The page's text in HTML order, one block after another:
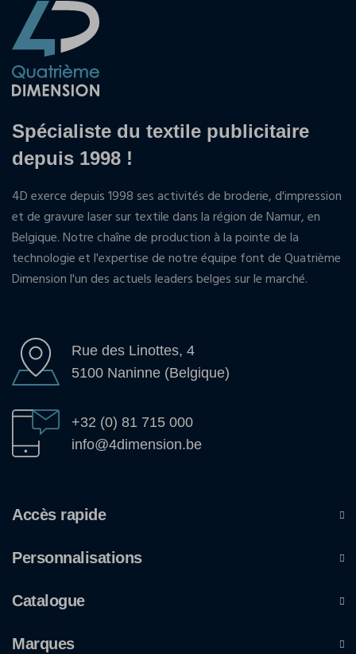
Spécialiste du textile publicitaire
depuis 1998 !
4D exerce depuis 1998 ses activités de broderie, d'impression
et de gravure laser sur textile dans la région de Namur, en
Belgique. Notre chaîne de production à la pointe de la
technologie et l'expertise de notre équipe font de Quatrième
Dimension l'un des actuels leaders belges sur le marché.
Rue des Linottes, 4
5100 Naninne (Belgique)
+32 (0) 81 715 000
info@4dimension.be
Accès rapide
Personnalisations
Catalogue
Marques